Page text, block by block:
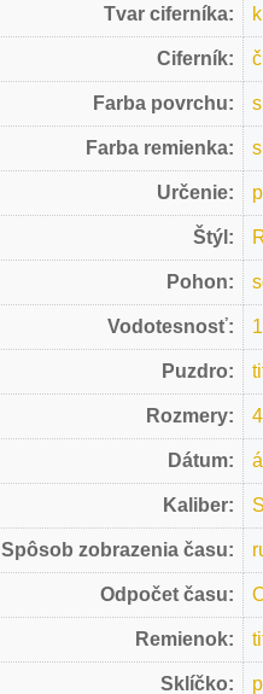
Tvar ciferníka:
Ciferník:
Farba povrchu:
Farba remienka:
Určenie:
Štýl:
Pohon:
Vodotesnosť:
Puzdro:
Rozmery:
Dátum:
Kaliber:
Spôsob zobrazenia času:
Odpočet času:
Remienok:
Sklíčko: